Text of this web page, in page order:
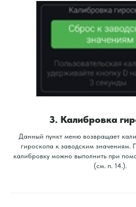
3. Калибровка
Данный пункт меню возвращает
гироскопа к заводским значениям.
калибровку можно выполнить при
(см. п. 14.).